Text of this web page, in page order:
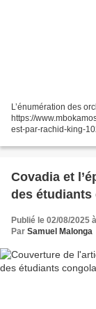
L’énumération des
https://
est-par-rachid-king-
orchestres-1.html...
Covadia et
des étudiants
Publié le 02/08/2025
Par Samuel Malonga